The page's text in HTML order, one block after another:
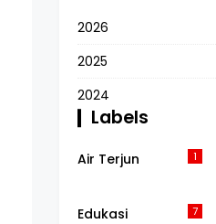
2026
2025
2024
Labels
Air Terjun 1
Edukasi 7